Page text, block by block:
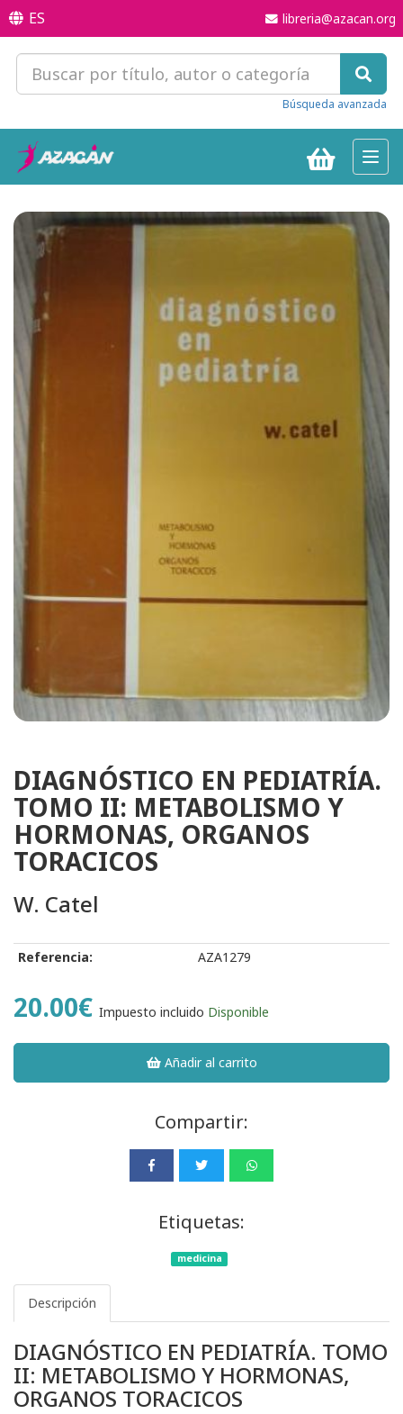
ES libreria@azacan.org
Búsqueda avanzada
DIAGNÓSTICO EN PEDIATRÍA.
TOMO II: METABOLISMO Y
HORMONAS, ORGANOS
TORACICOS
W. Catel
Referencia: AZA1279
20.00€ Impuesto incluido Disponible
Añadir al carrito
Compartir:
Etiquetas:
medicina
Descripción
DIAGNÓSTICO EN PEDIATRÍA. TOMO
II: METABOLISMO Y HORMONAS,
ORGANOS TORACICOS